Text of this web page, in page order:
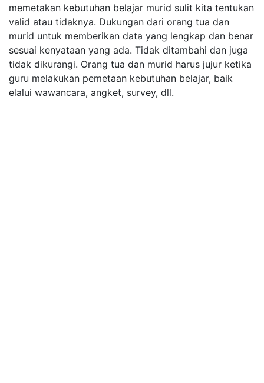
memetakan kebutuhan belajar murid sulit kita tentukan
valid atau tidaknya. Dukungan dari orang tua dan
murid untuk memberikan data yang lengkap dan benar
sesuai kenyataan yang ada. Tidak ditambahi dan juga
tidak dikurangi. Orang tua dan murid harus jujur ketika
guru melakukan pemetaan kebutuhan belajar, baik
elalui wawancara, angket, survey, dll.